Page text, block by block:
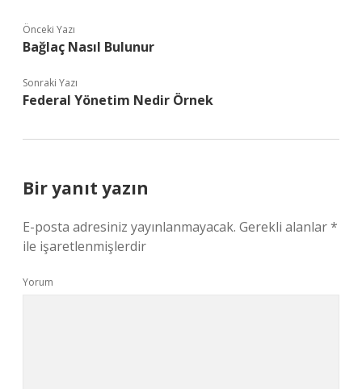
Önceki Yazı
Bağlaç Nasıl Bulunur
Sonraki Yazı
Federal Yönetim Nedir Örnek
Bir yanıt yazın
E-posta adresiniz yayınlanmayacak. Gerekli alanlar*
ile işaretlenmişlerdir
Yorum